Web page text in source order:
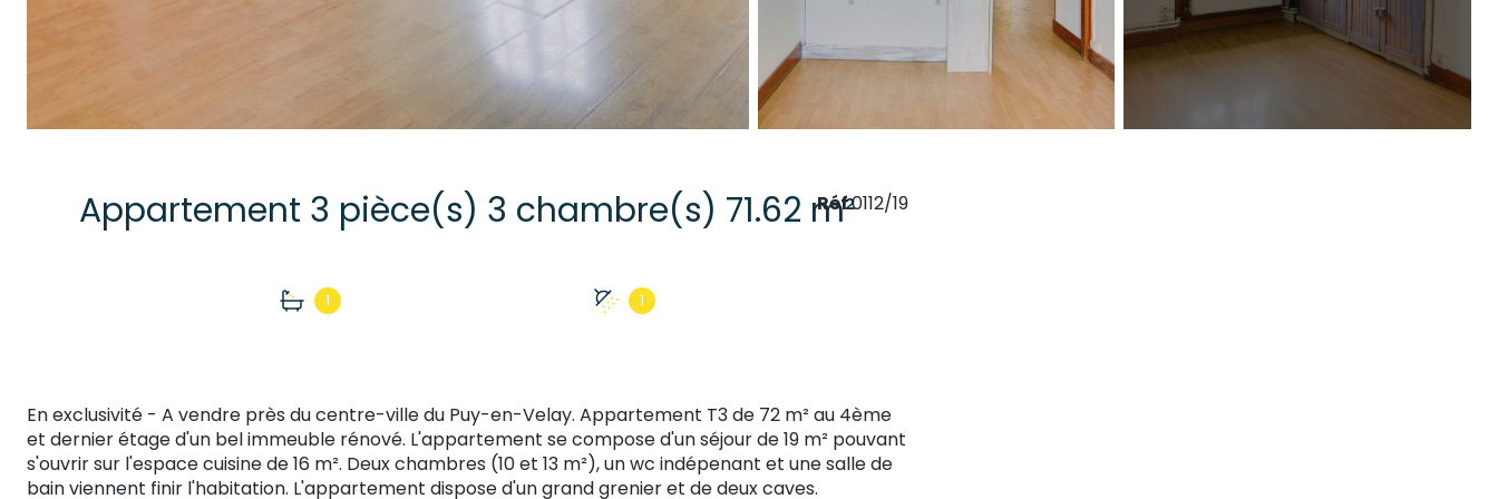
Appartement 3 pièce(s) 3 chambre(s) 71.62 m²
1 1
Réf0112/19
En exclusivité - A vendre près du centre-ville du Puy-en-Velay. Appartement T3 de 72 m² au 4ème
et dernier étage d'un bel immeuble rénové. L'appartement se compose d'un séjour de 19 m² pouvant
s'ouvrir sur l'espace cuisine de 16 m². Deux chambres (10 et 13 m²), un wc indépenant et une salle de
bain viennent finir l'habitation. L'appartement dispose d'un grand grenier et de deux caves.